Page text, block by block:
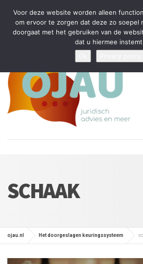
Tijdelijke stop: wegens drukte kan ik beperkt
en vragen beantwoorden
Algemene Voorwaarden
Disclaimer
SCHAAK
ojau.nl Het doorgeslagen keuringssysteem
Voor deze website worden alleen
om ervoor te zorgen dat deze zo soepel
doorgaat met het gebruiken van de
dat u hiermee